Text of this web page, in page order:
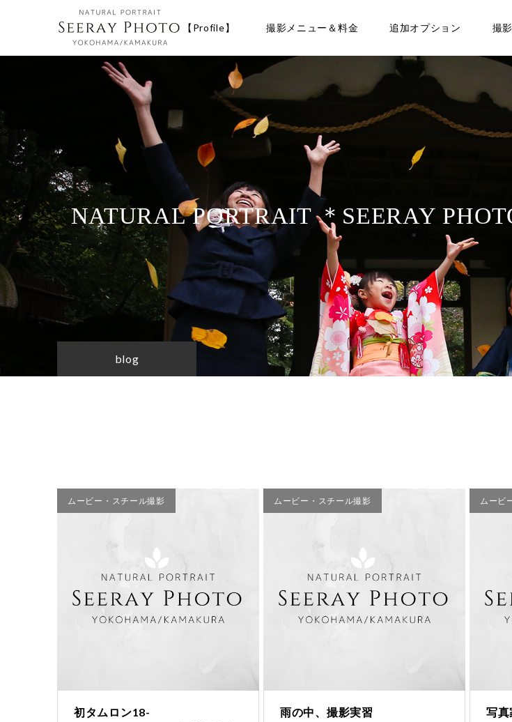
【Profile】 撮影メニュー＆料金 追加オプション 撮
NATURAL PORTRAIT ＊SEERAY
blog
ムービー・スチール撮影
初タムロン18-
ムービー・スチール撮影
雨の中、撮影実習
ムービ
写真